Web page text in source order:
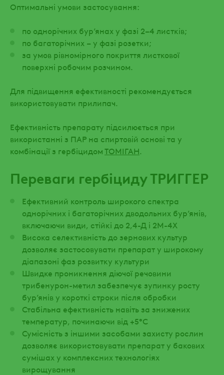
Оптимальні умови застосування:
по однорічних бур’янах у фазі 2–4 листків;
по багаторічних – у фазі розетки;
за умов рівномірного покриття листкової
поверхні робочим розчином.
Для підвищення ефективності рекомендується
використовувати прилипач.
Ефективність препарату підсилюється при
використанні з ПАР на спиртовій основі та у
комбінації з гербіцидомТОМІГАН.
Переваги гербіциду ТРИГГЕР
Ефективний контроль широкого спектра
однорічних і багаторічних дводольних бур’янів,
включаючи види, стійкі до 2,4-Д і 2М-4Х
Висока селективність до зернових культур
дозволяє застосовувати препарат у широкому
діапазоні фаз розвитку культури
Швидке проникнення діючої речовини
трибенурон-метил забезпечує зупинку росту
бур’янів у короткі строки після обробки
Стабільна ефективність навіть за знижених
температур, починаючи від +5°С
Сумісність з іншими засобами захисту рослин
дозволяє використовувати препарат у бакових
сумішах у комплексних технологіях
вирощування